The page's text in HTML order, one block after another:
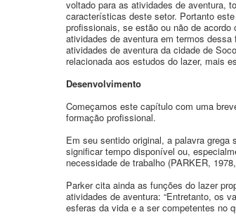
voltado para as atividades de aventura,
características deste setor. Portanto
profissionais, se estão ou não de
atividades de aventura em termos
atividades de aventura da cidade de
relacionada aos estudos do lazer, mais
Desenvolvimento
Começamos este capítulo com uma
formação profissional.
Em seu sentido original, a palavra grega
significar tempo disponível ou,
necessidade de trabalho (PARKER,
Parker cita ainda as funções do lazer
atividades de aventura: “Entretanto, os
esferas da vida e a ser competentes no